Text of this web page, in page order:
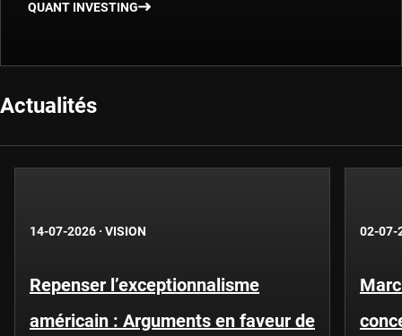
QUANT INVESTING
Actualités
14-07-2026 · VISION
Repenser l’exceptionnalisme
américain : Arguments en faveur de
02-07-